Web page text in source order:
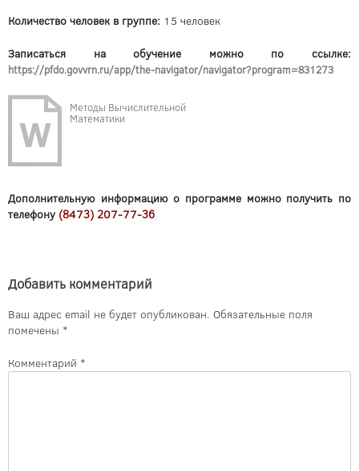
Количество человек в группе: 15 человек
Записаться на обучение можно по ссылке:
https://pfdo.govvrn.ru/app/the-navigator/navigator?program=831273
Методы Вычислительной
Математики
Дополнительную информацию о программе можно получить по
телефону (8473) 207-77-36
Добавить комментарий
Ваш адрес email не будет опубликован. Обязательные поля
помечены *
Комментарий *